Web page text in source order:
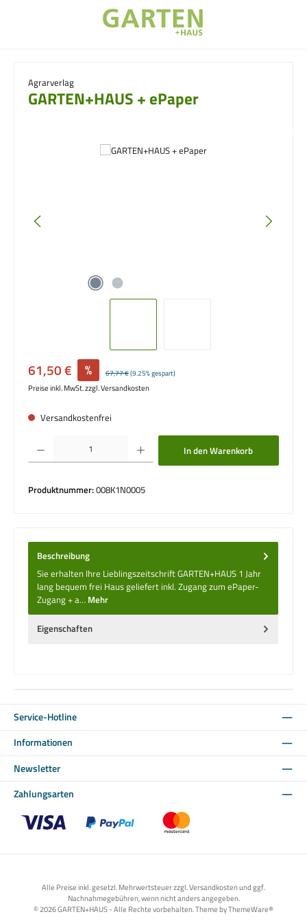
Agrarverlag
GARTEN+HAUS + ePaper
Bildergalerie überspringen
Verkaufspreis:
61,50 € % Regulärer Preis:
67,77 €(9.25% gespart)
Preise inkl. MwSt. zzgl. Versandkosten
Versandkostenfrei
Produkt Anzahl: Gib den gewünschten Wert ein oder benutze die Schaltflächen um
In den Warenkorb
Produktnummer:008K1N0005
Beschreibung
Sie erhalten Ihre Lieblingszeitschrift GARTEN+HAUS 1 Jahr
lang bequem frei Haus geliefert inkl. Zugang zum ePaper-
Zugang + a… Mehr
Eigenschaften
Service-Hotline
Informationen
Newsletter
Zahlungsarten
Alle Preise inkl. gesetzl. Mehrwertsteuer zzgl. Versandkosten und ggf.
Nachnahmegebühren, wenn nicht anders angegeben.
© 2026 GARTEN+HAUS - Alle Rechte vorbehalten. Theme byThemeWare®